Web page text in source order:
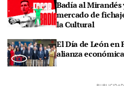
Badía al Mirandés
mercado de
la Cultural
El Día de León en
alianza